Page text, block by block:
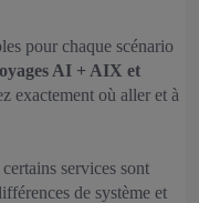
pour chaque scénario
AI + AIX et
exactement où aller et à
services sont
de système et